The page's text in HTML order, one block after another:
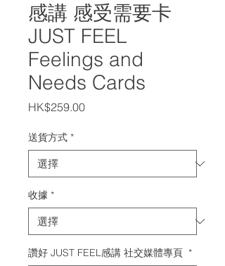
感講 感受需要卡
JUST FEEL
Feelings and
Needs Cards
HK$259.00價
送貨方式 *
收據 *
讚好 JUST FEEL感講 社交媒體專頁 *